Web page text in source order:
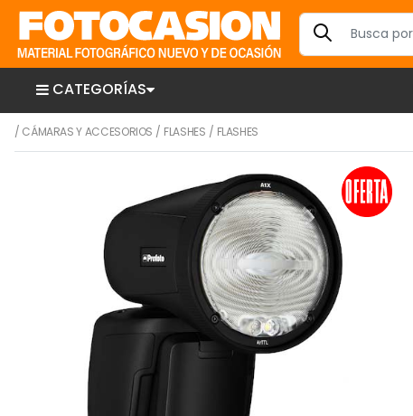
CATEGORÍAS
/ CÁMARAS Y ACCESORIOS / FLASHES / FLASHES